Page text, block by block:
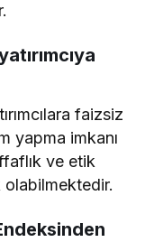
faizsiz
yapma imkanı
ve etik
olabilmektedir.